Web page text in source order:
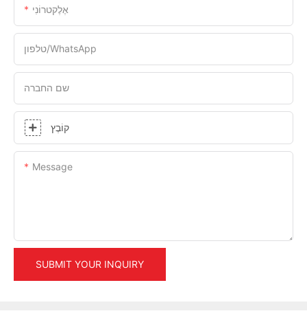
אֶלֶקטרוֹנִי
טלפון/WhatsApp
שם החברה
קוֹבֶץ
Message
SUBMIT YOUR INQUIRY